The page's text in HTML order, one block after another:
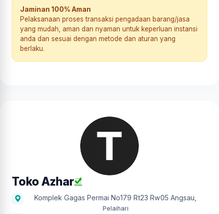
Jaminan 100% Aman
Pelaksanaan proses transaksi pengadaan barang/jasa
yang mudah, aman dan nyaman untuk keperluan instansi
anda dan sesuai dengan metode dan aturan yang
berlaku.
Toko Azhar
Komplek Gagas Permai No179 Rt23 Rw05 Angsau
Pelaihari